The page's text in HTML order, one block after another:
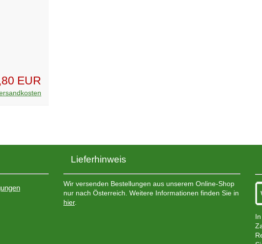
EUR
Lieferhinweis
Wir versenden Bestellungen aus unserem Online-Shop
nur nach Österreich. Weitere Informationen finden Sie in
hier.